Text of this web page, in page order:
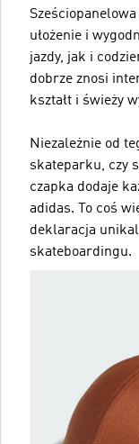
ułożenie i
jazdy, jak i
dobrze znosi
kształt i świeży
Niezależnie od
skateparku, czy
czapka dodaje
adidas. To coś
deklaracja
skateboardingu.